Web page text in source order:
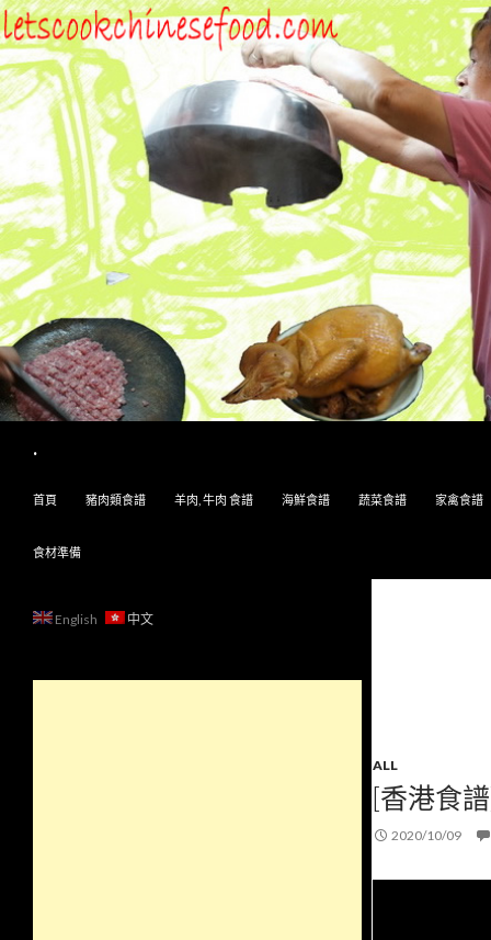
.
首頁
豬肉類食譜 羊肉, 牛肉 食譜 海鮮食譜 蔬菜食譜 家禽食譜
食材準備
ALL
[香港食
2020/10/09
English 中文